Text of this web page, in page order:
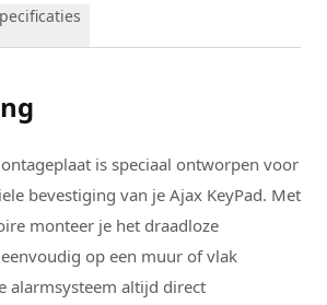
is speciaal ontworpen voor
bevestiging van je Ajax KeyPad. Met
monteer je het draadloze
op een muur of vlak
alarmsysteem altijd direct